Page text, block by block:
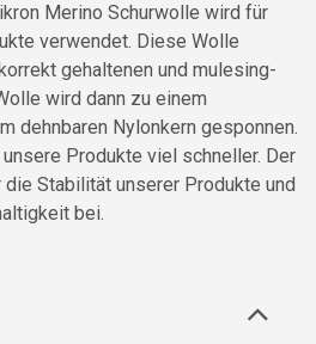
Merino Schurwolle wird für
verwendet. Diese Wolle
gehaltenen und mulesing-
wird dann zu einem
dehnbaren Nylonkern gesponnen.
Produkte viel schneller. Der
Stabilität unserer Produkte und
bei.